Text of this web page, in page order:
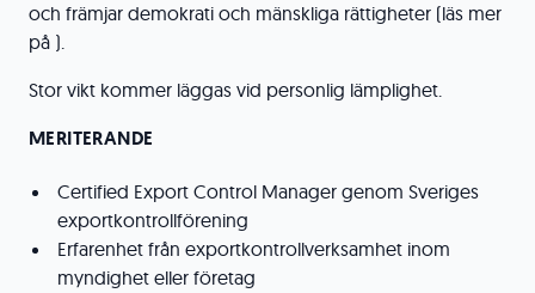
och främjar demokrati och mänskliga rättigheter (läs mer
på ).
Stor vikt kommer läggas vid personlig lämplighet.
MERITERANDE
Certified Export Control Manager genom Sveriges
exportkontrollförening
Erfarenhet från exportkontrollverksamhet inom
myndighet eller företag